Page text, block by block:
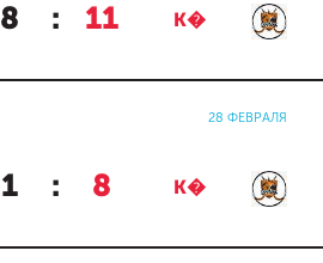
8 : 11 К�
28 ФЕВРАЛЯ
1 : 8 К�